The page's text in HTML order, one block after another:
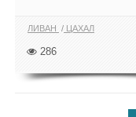
ЛИВАН ЦАХАЛ
286